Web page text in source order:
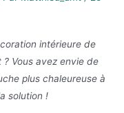
intérieure de
Vous avez envie de
plus chaleureuse à
solution !